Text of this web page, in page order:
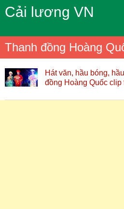
Cải lương VN
Thanh đồng Hoàng
Hát văn, hầu bóng,
đồng Hoàng Quốc